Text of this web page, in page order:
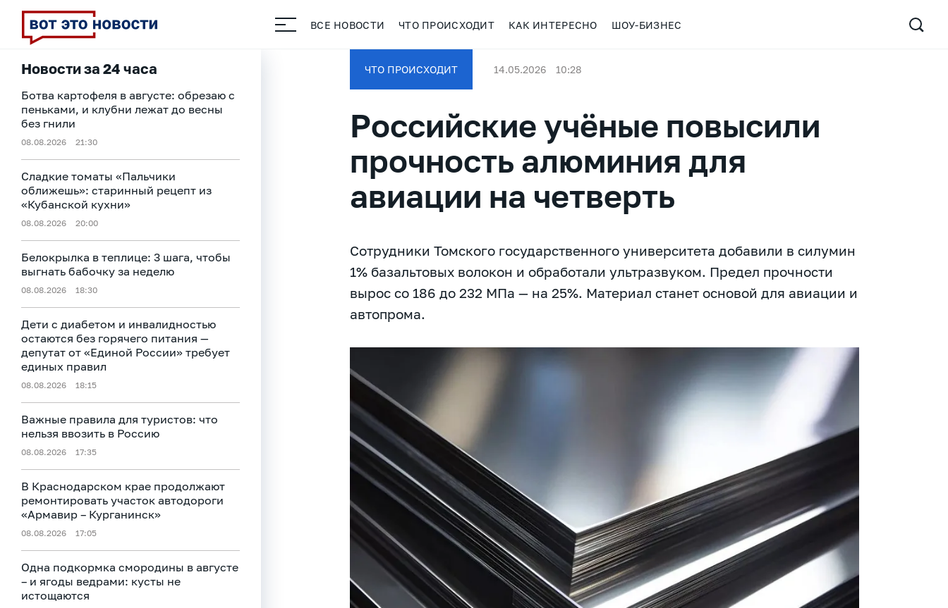
ВСЕ НОВОСТИ ЧТО ПРОИСХОДИТ КАК ИНТЕРЕСНО ШОУ-БИЗНЕС
Новости за 24 часа
Ботва картофеля в августе: обрезаю с
пеньками, и клубни лежат до весны
без гнили
08.08.2026 21:30
Сладкие томаты «Пальчики
оближешь»: старинный рецепт из
«Кубанской кухни»
08.08.2026 20:00
Белокрылка в теплице: 3 шага, чтобы
выгнать бабочку за неделю
08.08.2026 18:30
Дети с диабетом и инвалидностью
остаются без горячего питания —
депутат от «Единой России» требует
единых правил
08.08.2026 18:15
Важные правила для туристов: что
нельзя ввозить в Россию
08.08.2026 17:35
В Краснодарском крае продолжают
ремонтировать участок автодороги
«Армавир – Курганинск»
08.08.2026 17:05
Одна подкормка смородины в августе
– и ягоды ведрами: кусты не
истощаются
ЧТО ПРОИСХОДИТ 14.05.2026 10:28
Российские учёные повысили
прочность алюминия для
авиации на четверть
Сотрудники Томского государственного университета добавили в силумин
1% базальтовых волокон и обработали ультразвуком. Предел прочности
вырос со 186 до 232 МПа — на 25%. Материал станет основой для авиации и
автопрома.